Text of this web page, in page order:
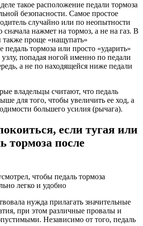
такое расположение педали тормоза
безопасности. Самое простое
случайно или по неопытности
сначала нажмет на тормоз, а не на газ. В
также проще «нащупать»
тормоза или просто «ударить»
попадая ногой именно по педали
а не по находящейся ниже педали
владельцы считают, что педаль
для того, чтобы увеличить ее ход, а
большего усилия (рычага).
если тугая или
тормоза после
чтобы педаль тормоза
легко и удобно
нужда прилагать значительные
при этом различные провалы и
Независимо от того, педаль